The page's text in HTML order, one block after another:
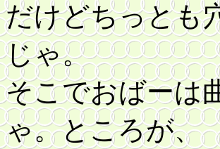
だけどちっとも
じゃ。
そこでおばーは
ゃ。ところが、